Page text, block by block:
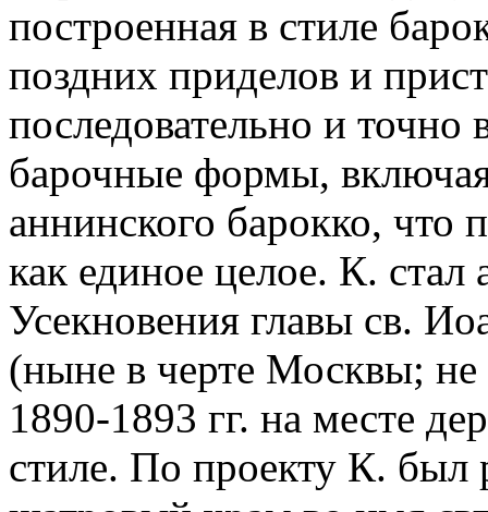
построенная в стиле
поздних приделов и
последовательно и точно
барочные формы,
аннинского барокко, что
как единое целое. К. стал
Усекновения главы cв.
(ныне в черте Москвы;
1890-1893 гг. на месте
стиле. По проекту К. был